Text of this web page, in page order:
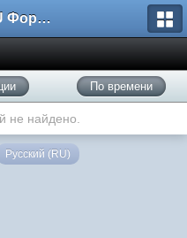
ARMA3.RU Форум
По времени
не найдено.
Русский (RU)